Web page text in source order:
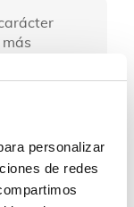
personalizar
de redes